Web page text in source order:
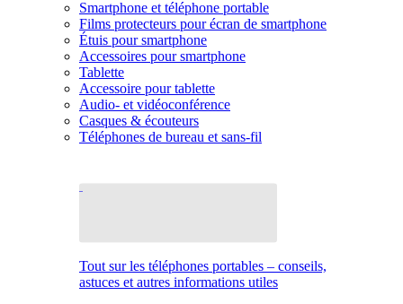
Smartphone et téléphone portable
Films protecteurs pour écran de smartphone
Étuis pour smartphone
Accessoires pour smartphone
Tablette
Accessoire pour tablette
Audio- et vidéoconférence
Casques & écouteurs
Téléphones de bureau et sans-fil
Tout sur les téléphones portables – conseils,
astuces et autres informations utiles